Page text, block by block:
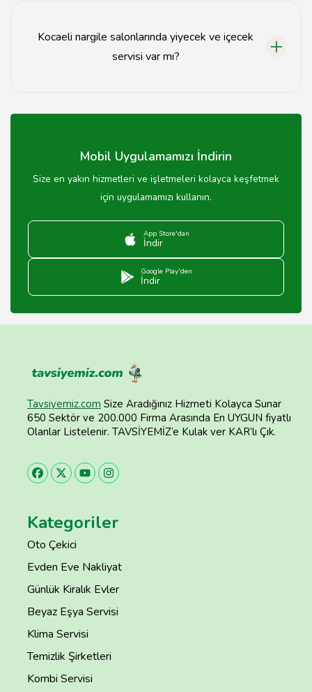
Kocaeli nargile salonlarında yiyecek ve içecek
servisi var mı?
sunmaktadır.
Mobil Uygulamamızı İndirin
Size en yakın hizmetleri ve işletmeleri kolayca keşfetmek
için uygulamamızı kullanın.
App Store'dan
İndir
Google Play'den
İndir
Tavsiyemiz.com Size Aradığınız Hizmeti Kolayca Sunar
650 Sektör ve 200.000 Firma Arasında En UYGUN fiyatlı
Olanlar Listelenir. TAVSİYEMİZ’e Kulak ver KAR’lı Çık.
Kategoriler
Oto Çekici
Evden Eve Nakliyat
Günlük Kiralık Evler
Beyaz Eşya Servisi
Klima Servisi
Temizlik Şirketleri
Kombi Servisi